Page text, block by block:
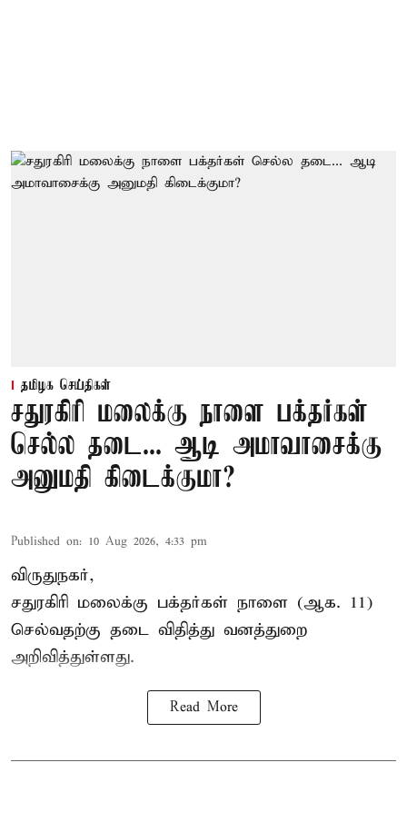
தமிழக செய்திகள்
சதுரகிரி மலைக்கு நாளை பக்தர்கள்
செல்ல தடை... ஆடி அமாவாசைக்கு
அனுமதி கிடைக்குமா?
Published on: 10 Aug 2026, 4:33 pm
விருதுநகர்,
சதுரகிரி மலைக்கு பக்தர்கள் நாளை (ஆக. 11)
செல்வதற்கு தடை விதித்து வனத்துறை
அறிவித்துள்ளது.
Read More